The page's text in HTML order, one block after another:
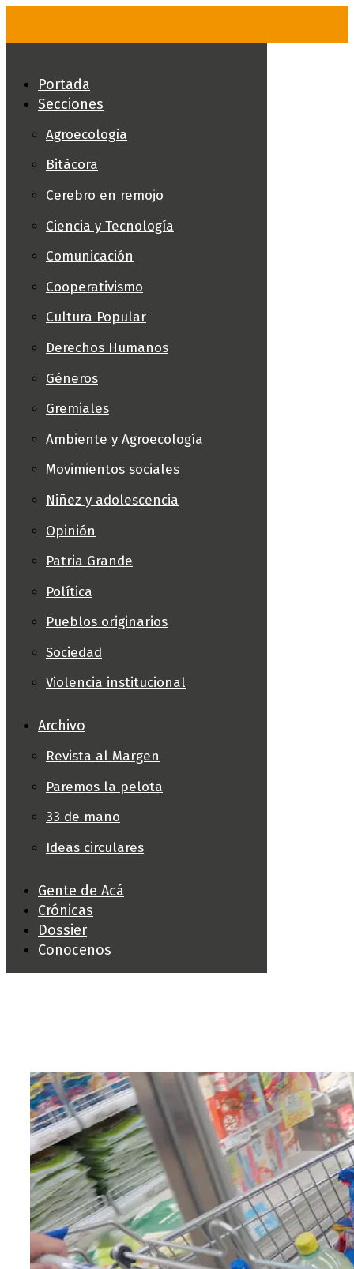
Portada
Secciones
Agroecología
Bitácora
Cerebro en remojo
Ciencia y Tecnología
Comunicación
Cooperativismo
Cultura Popular
Derechos Humanos
Géneros
Gremiales
Ambiente y Agroecología
Movimientos sociales
Niñez y adolescencia
Opinión
Patria Grande
Política
Pueblos originarios
Sociedad
Violencia institucional
Archivo
Revista al Margen
Paremos la pelota
33 de mano
Ideas circulares
Gente de Acá
Crónicas
Dossier
Conocenos